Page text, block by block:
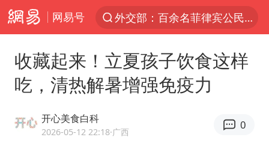
网易号
外交部：百余名菲律宾公民被依法处理
中使馆：重大涉诈逃犯檀某落网
台湾不是国家不存在“国格”
哥伦比亚强震已致超20人死亡
收藏起来！立夏孩子饮食这样
吃，清热解暑增强免疫力
开心美食白科
2026-05-12 22:18·广西
0